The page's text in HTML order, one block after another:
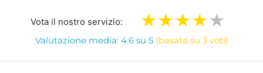
Vota il nostro servizio:
Valutazione media: 4.6 su 5 (basata su 3 voti)